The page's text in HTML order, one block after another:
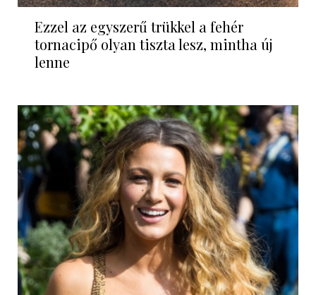
Ezzel az egyszerű trükkel a fehér
tornacipő olyan tiszta lesz, mintha új
lenne